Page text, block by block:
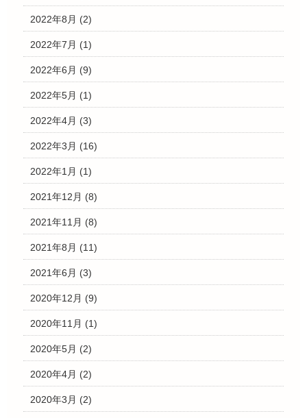
2022年8月 (2)
2022年7月 (1)
2022年6月 (9)
2022年5月 (1)
2022年4月 (3)
2022年3月 (16)
2022年1月 (1)
2021年12月 (8)
2021年11月 (8)
2021年8月 (11)
2021年6月 (3)
2020年12月 (9)
2020年11月 (1)
2020年5月 (2)
2020年4月 (2)
2020年3月 (2)